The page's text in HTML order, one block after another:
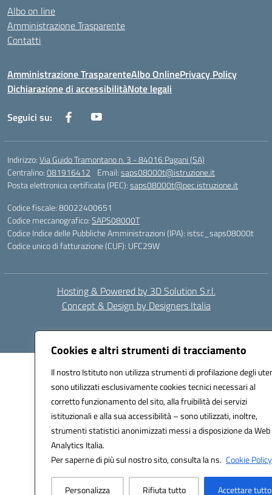
Cookies e altri strumenti di tracciamento
Il nostro Istituto non utilizza strumenti di profilazione degli
sono utilizzati esclusivamente cookies tecnici necessari al
corretto funzionamento del sito, alla fruibilità dei servizi
istituzionali e alla sua accessibilità – sono utilizzati, inoltre,
strumenti statistici anonimizzati messi a disposizione da Web
Analytics Italia.
Per saperne di più sul nostro sito, consulta la ns. Cookie
Personalizza Rifiuta tutto Accettare tutto
Albo on line
Amministrazione Trasparente
Contatti
Amministrazione TrasparenteAlbo OnlinePrivacy Policy
Dichiarazione di accessibilitàNote legali
Seguici su:
Indirizzo:Via Guido Tramontano n. 3 - 84016 Pagani (SA)
Centralino:081916412 Email:saps08000t@istruzione.it
Posta elettronica certificata (PEC):saps08000t@pec.istruzione.it
Codice fiscale: 80022400651
Codice meccanografico:SAPS08000T
Codice Indice delle Pubbliche Amministrazioni (IPA): istsc_saps08000t
Codice unico di fatturazione (CUF): UFC29W
Hosting & Powered by 3D Solution S.r.l.
Concept & Design by Designers Italia